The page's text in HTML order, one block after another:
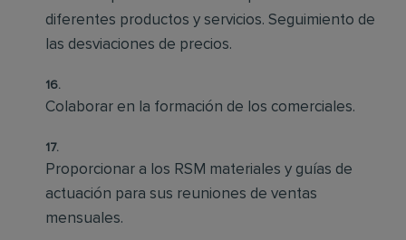
diferentes productos y servicios. Seguimiento de
las desviaciones de precios.
Colaborar en la formación de los comerciales.
Proporcionar a los RSM materiales y guías de
actuación para sus reuniones de ventas
mensuales.